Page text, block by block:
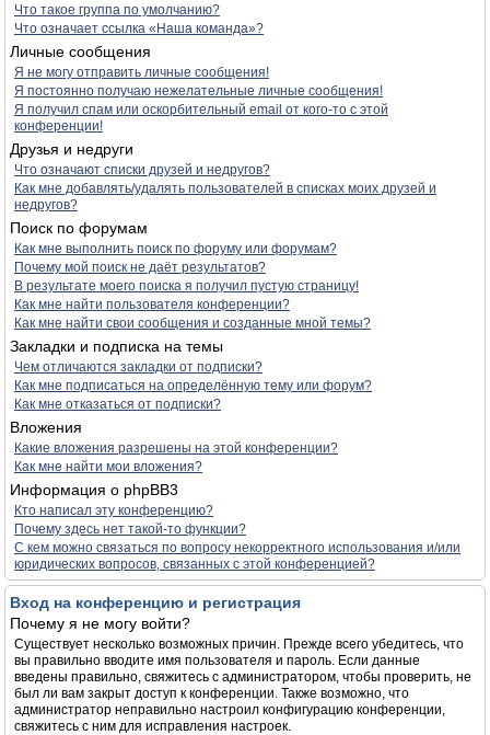
Что такое группа по умолчанию?
Что означает ссылка «Наша команда»?
Личные сообщения
Я не могу отправить личные сообщения!
Я постоянно получаю нежелательные личные сообщения!
Я получил спам или оскорбительный email от кого-то с этой
конференции!
Друзья и недруги
Что означают списки друзей и недругов?
Как мне добавлять/удалять пользователей в списках моих друзей и
недругов?
Поиск по форумам
Как мне выполнить поиск по форуму или форумам?
Почему мой поиск не даёт результатов?
В результате моего поиска я получил пустую страницу!
Как мне найти пользователя конференции?
Как мне найти свои сообщения и созданные мной темы?
Закладки и подписка на темы
Чем отличаются закладки от подписки?
Как мне подписаться на определённую тему или форум?
Как мне отказаться от подписки?
Вложения
Какие вложения разрешены на этой конференции?
Как мне найти мои вложения?
Информация о phpBB3
Кто написал эту конференцию?
Почему здесь нет такой-то функции?
С кем можно связаться по вопросу некорректного использования и/или
юридических вопросов, связанных с этой конференцией?
Вход на конференцию и регистрация
Почему я не могу войти?
Существует несколько возможных причин. Прежде всего убедитесь, что
вы правильно вводите имя пользователя и пароль. Если данные
введены правильно, свяжитесь с администратором, чтобы проверить, не
был ли вам закрыт доступ к конференции. Также возможно, что
администратор неправильно настроил конфигурацию конференции,
свяжитесь с ним для исправления настроек.